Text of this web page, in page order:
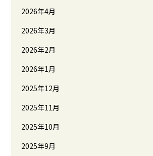
2026年4月
2026年3月
2026年2月
2026年1月
2025年12月
2025年11月
2025年10月
2025年9月